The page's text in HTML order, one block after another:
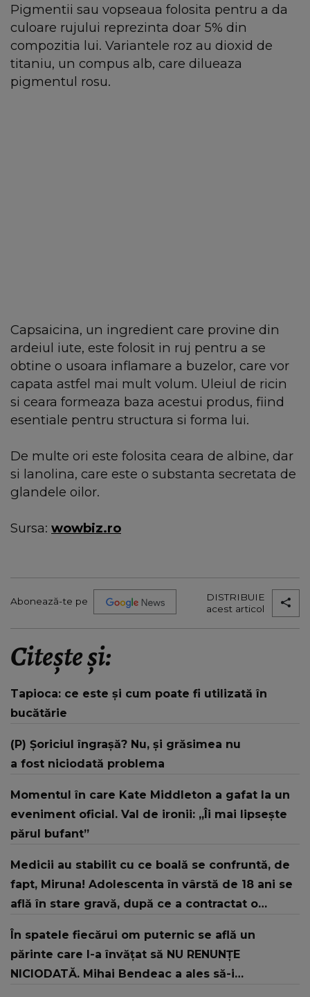
Pigmentii sau vopseaua folosita pentru a da
culoare rujului reprezinta doar 5% din
compozitia lui. Variantele roz au dioxid de
titaniu, un compus alb, care dilueaza
pigmentul rosu.
Capsaicina, un ingredient care provine din
ardeiul iute, este folosit in ruj pentru a se
obtine o usoara inflamare a buzelor, care vor
capata astfel mai mult volum. Uleiul de ricin
si ceara formeaza baza acestui produs, fiind
esentiale pentru structura si forma lui.
De multe ori este folosita ceara de albine, dar
si lanolina, care este o substanta secretata de
glandele oilor.
Sursa: wowbiz.ro
Abonează-te pe
DISTRIBUIE
acest articol
Citește și:
Tapioca: ce este și cum poate fi utilizată în
bucătărie
(P) Șoriciul îngrașă? Nu, și grăsimea nu
a fost niciodată problema
Momentul în care Kate Middleton a gafat la un
eveniment oficial. Val de ironii: „Îi mai lipsește
părul bufant”
Medicii au stabilit cu ce boală se confruntă, de
fapt, Miruna! Adolescenta în vârstă de 18 ani se
află în stare gravă, după ce a contractat o
În spatele fiecărui om puternic se află un
părinte care l-a învățat să NU RENUNȚE
NICIODATĂ. Mihai Bendeac a ales să-i